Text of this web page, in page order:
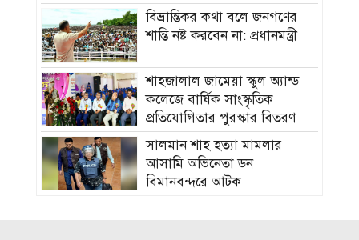
বিভ্রান্তিকর কথা বলে জনগণের
শান্তি নষ্ট করবেন না: প্রধানমন্ত্রী
শাহজালাল জামেয়া স্কুল অ্যান্ড
কলেজে বার্ষিক সাংস্কৃতিক
প্রতিযোগিতার পুরস্কার বিতরণ
সালমান শাহ হত্যা মামলার
আসামি অভিনেতা ডন
বিমানবন্দরে আটক